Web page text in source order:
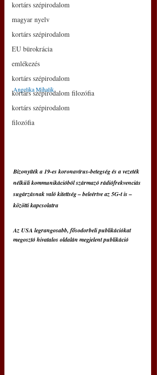
kortárs szépirodalom
magyar nyelv
kortárs szépirodalom
EU bürokrácia
emlékezés
kortárs szépirodalom
kortárs szépirodalom filozófia
kortárs szépirodalom
filozófia
Angelika Mihalik
Bizonyíték a 19-es koronavírus-betegség és a vezeték
nélküli kommunikációból származó rádiófrekvenciás
sugárzásnak való kitettség – beleértve az 5G-t is –
közötti kapcsolatra
Az USA legrangosabb, fősodorbeli publikációkat
megosztó hivatalos oldalán megjelent publikáció